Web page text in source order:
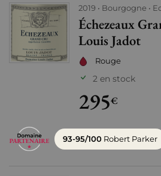
2019 Bourgogne
Échezeaux
Louis Jadot
Rouge
2 en stock
295€
93-95/100 Robert Parker